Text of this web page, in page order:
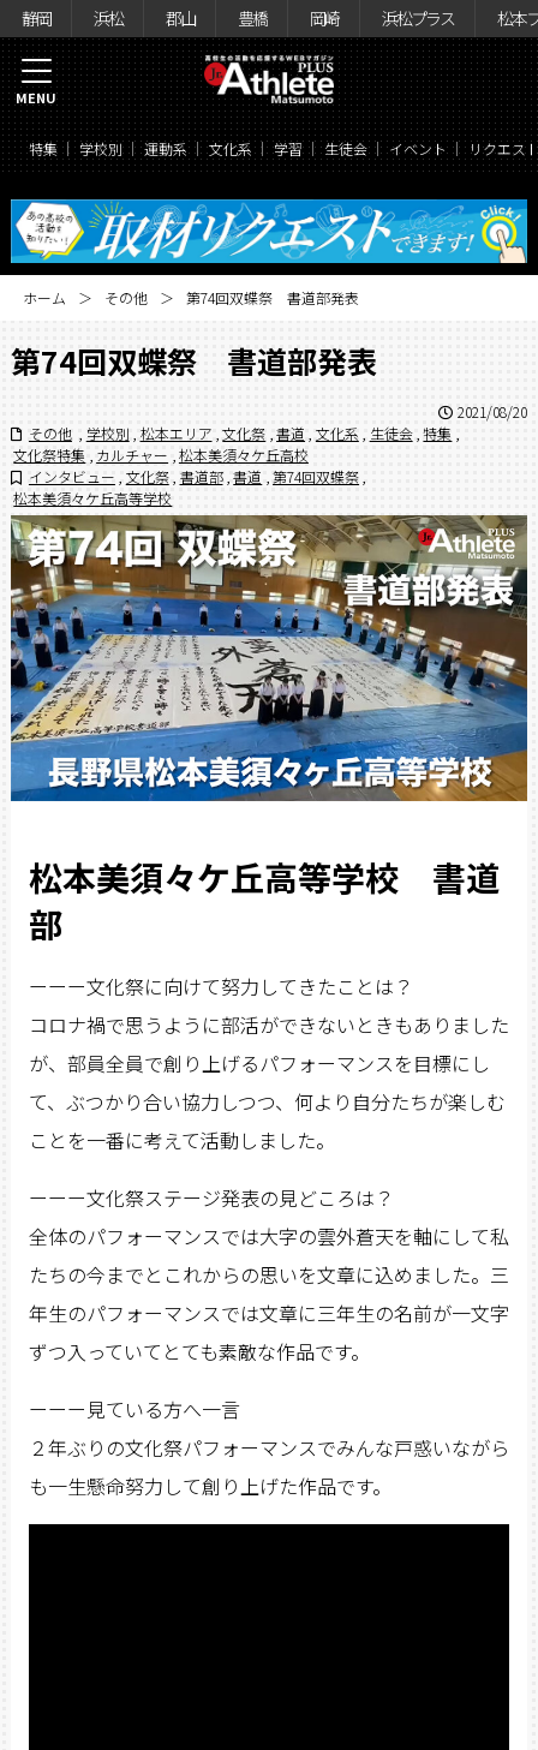
静岡 浜松 郡山 豊橋 岡崎 浜松プラス 松本
特集 学校別 運動系 文化系 学習 生徒会 イベント リクエス
MENU
ホーム その他 第74回双蝶祭 書道部発表
第74回双蝶祭 書道部発表
2021/08/20
その他 , 学校別 松本エリア 文化祭 ,書道 文化系 , 生徒会 特集 ,
文化祭特集
カルチャー 松本美須々ケ丘高校
インタビュー , 文化祭 書道部 書道 第74回双蝶祭 ,
松本美須々ケ丘高等学校
松本美須々ケ丘高等学校 書道
部
ーーー文化祭に向けて努力してきたことは？
コロナ禍で思うように部活ができないときもありました
が、部員全員で創り上げるパフォーマンスを目標にし
て、ぶつかり合い協力しつつ、何より自分たちが楽しむ
ことを一番に考えて活動しました。
ーーー文化祭ステージ発表の見どころは？
全体のパフォーマンスでは大字の雲外蒼天を軸にして私
たちの今までとこれからの思いを文章に込めました。三
年生のパフォーマンスでは文章に三年生の名前が一文字
ずつ入っていてとても素敵な作品です。
ーーー見ている方へ一言
２年ぶりの文化祭パフォーマンスでみんな戸惑いながら
も一生懸命努力して創り上げた作品です。